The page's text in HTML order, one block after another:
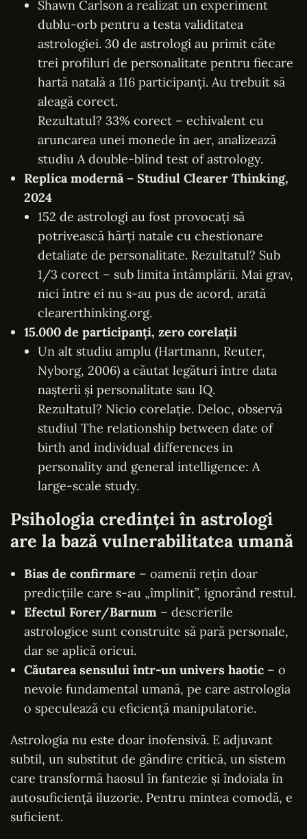
Shawn Carlson a realizat un experiment
dublu-orb pentru a testa validitatea
astrologiei. 30 de astrologi au primit câte
trei profiluri de personalitate pentru fiecare
hartă natală a 116 participanți. Au trebuit să
aleagă corect.
Rezultatul? 33% corect – echivalent cu
aruncarea unei monede în aer, analizează
studiu A double-blind test of astrology.
Replica modernă – Studiul Clearer Thinking,
2024
152 de astrologi au fost provocați să
potrivească hărți natale cu chestionare
detaliate de personalitate. Rezultatul? Sub
1/3 corect – sub limita întâmplării. Mai grav,
nici între ei nu s-au pus de acord, arată
clearerthinking.org.
15.000 de participanți, zero corelații
Un alt studiu amplu (Hartmann, Reuter,
Nyborg, 2006) a căutat legături între data
nașterii și personalitate sau IQ.
Rezultatul? Nicio corelație. Deloc, observă
studiul The relationship between date of
birth and individual differences in
personality and general intelligence: A
large-scale study.
Psihologia credinței în astrologi
are la bază vulnerabilitatea umană
Bias de confirmare – oamenii rețin doar
predicțiile care s-au „împlinit”, ignorând restul.
Efectul Forer/Barnum – descrierile
astrologice sunt construite să pară personale,
dar se aplică oricui.
Căutarea sensului într-un univers haotic – o
nevoie fundamental umană, pe care astrologia
o speculează cu eficiență manipulatorie.
Astrologia nu este doar inofensivă. E adjuvant
subtil, un substitut de gândire critică, un sistem
care transformă haosul în fantezie și îndoiala în
autosuficiență iluzorie. Pentru mintea comodă, e
suficient.